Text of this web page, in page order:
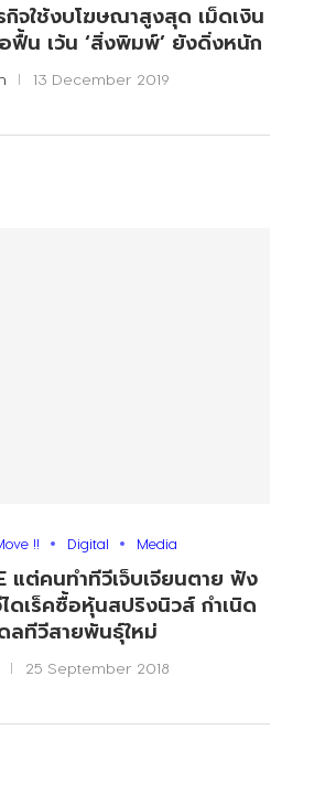
กิจใช้งบโฆษณาสูงสุด เม็ดเงิน
ฟื้น เว้น ‘สิ่งพิมพ์’ ยังดิ่งหนัก
13 December 2019
!! Digital Media
แต่คนทำทีวีเจ็บเจียนตาย ฟัง
ดเร็คซื้อหุ้นสปริงนิวส์ กำเนิด
ลทีวีสายพันธุ์ใหม่
25 September 2018